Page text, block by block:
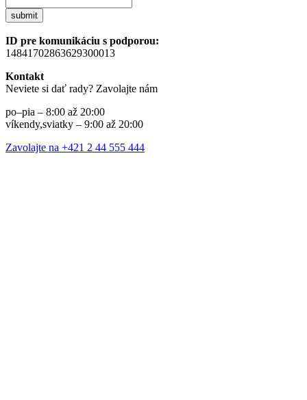
submit
ID pre komunikáciu s podporou:
14841702863629300013
Kontakt
Neviete si dať rady? Zavolajte nám
po–pia – 8:00 až 20:00
víkendy,sviatky – 9:00 až 20:00
Zavolajte na +421 2 44 555 444